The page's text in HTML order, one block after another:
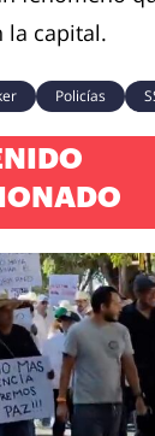
la capital.
Policías